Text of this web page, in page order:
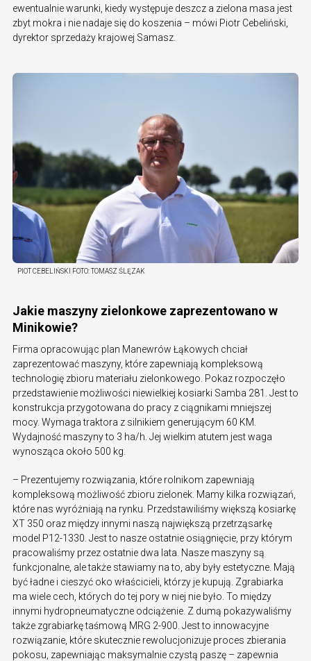
ewentualnie warunki, kiedy występuje deszcz a zielona masa jest
zbyt mokra i nie nadaje się do koszenia – mówi Piotr Cebeliński,
dyrektor sprzedaży krajowej Samasz.
PIOT CEBELIŃSKI FOTO:TOMASZ ŚLĘZAK
Jakie maszyny zielonkowe zaprezentowano w
Minikowie?
Firma opracowując plan Manewrów Łąkowych chciał
zaprezentować maszyny, które zapewniają kompleksową
technologię zbioru materiału zielonkowego. Pokaz rozpoczęło
przedstawienie możliwości niewielkiej kosiarki Samba 281. Jest to
konstrukcja przygotowana do pracy z ciągnikami mniejszej
mocy. Wymaga traktora z silnikiem generującym 60 KM.
Wydajność maszyny to 3 ha/h. Jej wielkim atutem jest waga
wynosząca około 500 kg.
– Prezentujemy rozwiązania, które rolnikom zapewniają
kompleksową możliwość zbioru zielonek. Mamy kilka rozwiązań,
które nas wyróżniają na rynku. Przedstawiliśmy większą kosiarkę
XT 350 oraz między innymi naszą największą przetrząsarkę
model P12-1330. Jest to nasze ostatnie osiągnięcie, przy którym
pracowaliśmy przez ostatnie dwa lata. Nasze maszyny są
funkcjonalne, ale także stawiamy na to, aby były estetyczne. Mają
być ładne i cieszyć oko właścicieli, którzy je kupują. Zgrabiarka
ma wiele cech, których do tej pory w niej nie było. To między
innymi hydropneumatyczne odciążenie. Z dumą pokazywaliśmy
także zgrabiarkę taśmową MRG 2-900. Jest to innowacyjne
rozwiązanie, które skutecznie rewolucjonizuje proces zbierania
pokosu, zapewniając maksymalnie czystą paszę – zapewnia